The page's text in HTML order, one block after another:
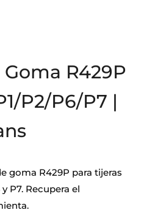
R429P
P2/P6/P7 |
goma R429P para tijeras
P7. Recupera el